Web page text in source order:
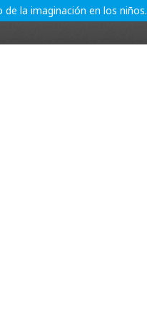
la imaginación en los niños.